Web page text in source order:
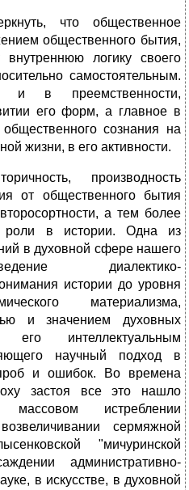
что общественное
общественного бытия,
логику своего
самостоятельным.
и в преемственности,
его форм, а главное в
сознания на
жизни, в его активности.
производность
от общественного бытия
а тем более
роли в истории. Одна из
в духовной сфере нашего
диалектико-
истории до уровня
материализма,
и значением духовных
его интеллектуальным
научный подход в
и ошибок. Во времена
застоя все это нашло
истреблении
сермяжной
"мичуринской
административно-
в искусстве, в духовной